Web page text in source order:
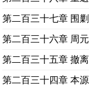
第二百三十七章 围剿
第二百三十六章 周元
第二百三十五章 撤离
第二百三十四章 本源